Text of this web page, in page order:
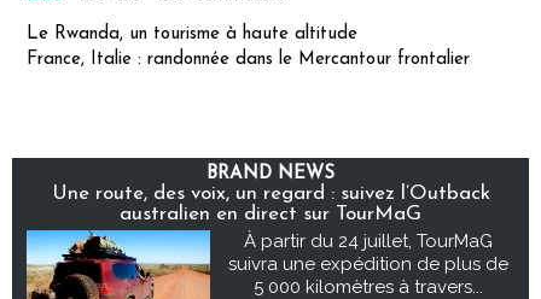
Le Rwanda, un tourisme à haute altitude
France, Italie : randonnée dans le Mercantour frontalier
BRAND NEWS
Une route, des voix, un regard : suivez l’Outback
australien en direct sur TourMaG
À partir du 24 juillet, TourMaG
suivra une expédition de plus de
5 000 kilomètres à travers...